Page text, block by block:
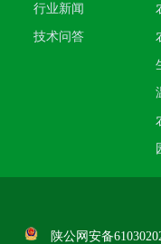
行业新闻
技术问答
陕公网安备